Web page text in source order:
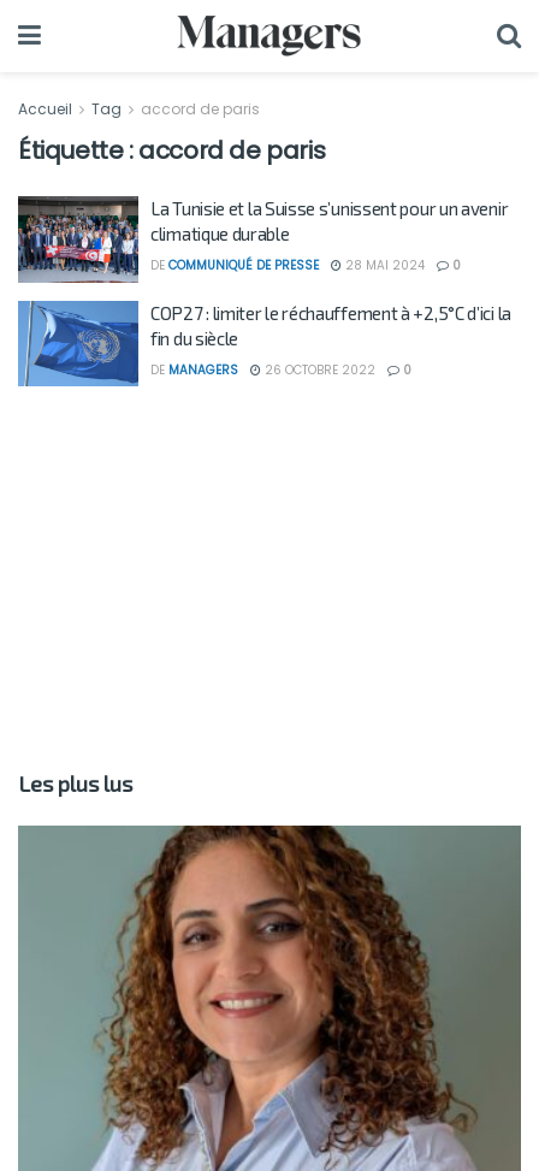
Accueil Tag accord de paris
Étiquette :accord de paris
La Tunisie et la Suisse s’unissent pour un avenir
climatique durable
DE COMMUNIQUÉ DE PRESSE 28 MAI 2024 0
COP27 : limiter le réchauffement à +2,5°C d’ici la
fin du siècle
DE MANAGERS 26 OCTOBRE 2022 0
Les plus lus